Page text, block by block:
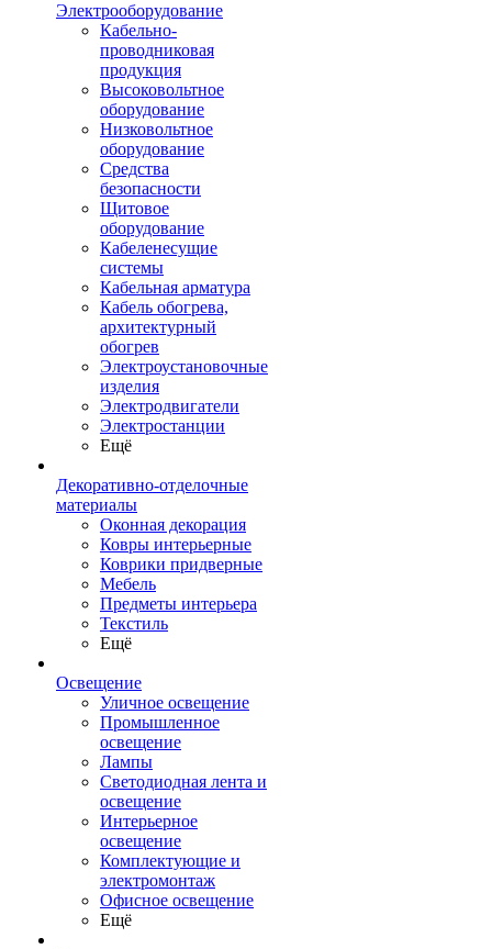
Электрооборудование
Кабельно-
проводниковая
продукция
Высоковольтное
оборудование
Низковольтное
оборудование
Средства
безопасности
Щитовое
оборудование
Кабеленесущие
системы
Кабельная арматура
Кабель обогрева,
архитектурный
обогрев
Электроустановочные
изделия
Электродвигатели
Электростанции
Ещё
Декоративно-отделочные
материалы
Оконная декорация
Ковры интерьерные
Коврики придверные
Мебель
Предметы интерьера
Текстиль
Ещё
Освещение
Уличное освещение
Промышленное
освещение
Лампы
Светодиодная лента и
освещение
Интерьерное
освещение
Комплектующие и
электромонтаж
Офисное освещение
Ещё